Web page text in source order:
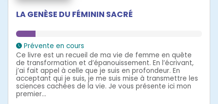
LA GENÈSE DU FÉMININ SACRÉ
Prévente en cours
Ce livre est un recueil de ma vie de femme en quête
de transformation et d’épanouissement. En l’écrivant,
j’ai fait appel à celle que je suis en profondeur. En
acceptant qui je suis, je me suis mise à transmettre les
sciences cachées de la vie. Je vous présente ici mon
premier...